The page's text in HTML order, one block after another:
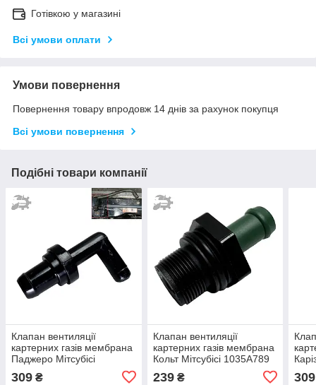
Готівкою у магазині
Всі умови оплати
Умови повернення
Повернення товару впродовж 14 днів за рахунок покупця
Всі умови повернення
Подібні товари компанії
Клапан вентиляції
картерних газів мембрана
Паджеро Мітсубісі
309 ₴
Клапан вентиляції
картерних газів мембрана
Кольт Мітсубісі 1035A789
11810-8J102 11810-EA200
239₴ 309